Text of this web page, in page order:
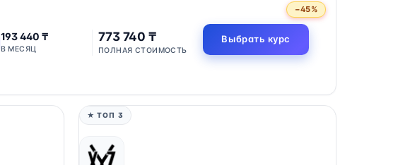
−45%
193 440 ₸
В МЕСЯЦ
773 740 ₸
ПОЛНАЯ СТОИМОСТЬ
Выбрать курс
★ ТОП 3